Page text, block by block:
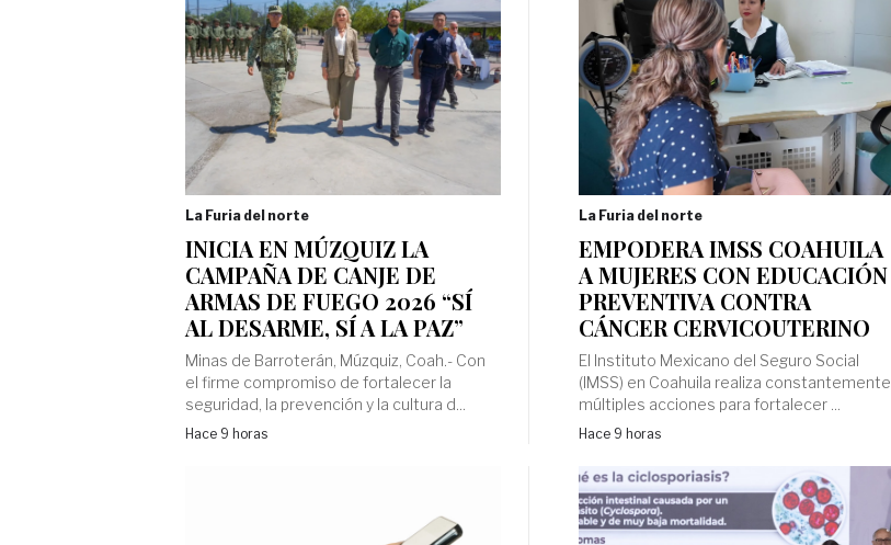
La Furia del norte
INICIA EN MÚZQUIZ LA
CAMPAÑA DE CANJE DE
ARMAS DE FUEGO 2026 “SÍ
AL DESARME, SÍ A LA PAZ”
Minas de Barroterán, Múzquiz, Coah.- Con
el firme compromiso de fortalecer la
seguridad, la prevención y la cultura d...
Hace 9 horas
La Furia del norte
EMPODERA IMSS COAHUILA
A MUJERES CON EDUCACIÓN
PREVENTIVA CONTRA
CÁNCER CERVICOUTERINO
El Instituto Mexicano del Seguro Social
(IMSS) en Coahuila realiza constantemente
múltiples acciones para fortalecer ...
Hace 9 horas